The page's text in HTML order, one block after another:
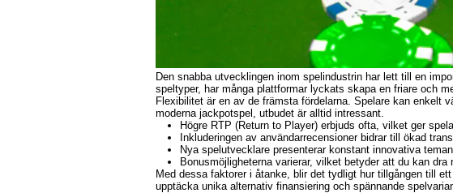
Den snabba utvecklingen inom spelindustrin har lett till en
speltyper, har många plattformar lyckats skapa en friare och
Flexibilitet är en av de främsta fördelarna. Spelare kan enkelt
moderna jackpotspel, utbudet är alltid intressant.
Högre RTP (Return to Player) erbjuds ofta, vilket ger
Inkluderingen av användarrecensioner bidrar till ökad
Nya spelutvecklare presenterar konstant innovativa
Bonusmöjligheterna varierar, vilket betyder att du kan
Med dessa faktorer i åtanke, blir det tydligt hur tillgången till
upptäcka unika alternativ finansiering och spännande